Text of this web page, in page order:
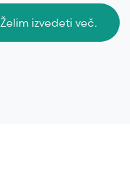
Želim izvedeti več.